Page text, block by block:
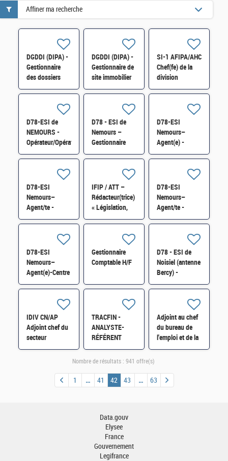
DGDDI (DIPA) -
Gestionnaire
des dossiers
contentieux et
marchandises
(Cat. B) H/F
DGDDI (DIPA) -
Gestionnaire de
site immobilier
(cat. A) H/F
SI-1 AFIPA/AHC
Chef(fe) de la
division
technologies et
D78-ESI de
NEMOURS -
Opérateur/Opératrice
machine et
impression
finition H/F
D78 - ESI de
Nemours –
Gestionnaire
logistique au
et logistique de
proximité H/F
D78-ESI
Nemours–
Agent(e) -
Centre National
FICOVIE et MNT
des déclarations
2736 H/F
D78-ESI
Nemours–
Agent/te -
Centre National
FICOVIE et MNT
des déclarations
2736 H/F
IFIP / ATT –
Rédacteur(trice)
« Législation,
réglementation-
recouvrement
forcé » H/F
D78-ESI
Nemours–
Agent/te -
Centre National
FICOVIE et MNT
des déclarations
2736 H/F
D78-ESI
Nemours–
Agent(e)-Centre
National de
FICOVIE et MNT
des déclarations
2736 H/F
Gestionnaire
Comptable H/F
D78 - ESI de
Noisiel (antenne
Bercy) -
Assistant/assistante
informatique
H/F
IDIV CN/AP
Adjoint chef du
secteur
« Réglementation
hospitalier » H/F
TRACFIN -
ANALYSTE-
RÉFÉRENT
orientation et
relations avec
H/F
Adjoint au chef
du bureau de
l'emploi et de la
formation
Affiner ma recherche
Nombre de résultats : 941 offre(s)
1 41 42 43 63
Data.gouv
Elysee
France
Gouvernement
Legifrance